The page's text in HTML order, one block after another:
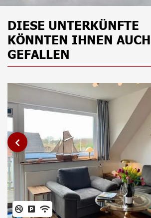
DIESE UNTERKÜNFTE
KÖNNTEN IHNEN AUCH
GEFALLEN
‹